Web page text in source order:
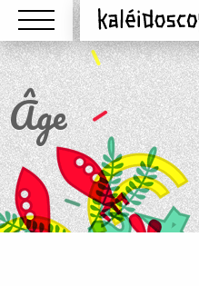
Menu
Âge